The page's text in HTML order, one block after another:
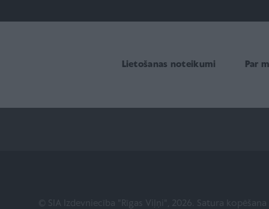
Lietošanas noteikumi Par
© SIA Izdevniecība "Rīgas Viļņi", 2026. Satura